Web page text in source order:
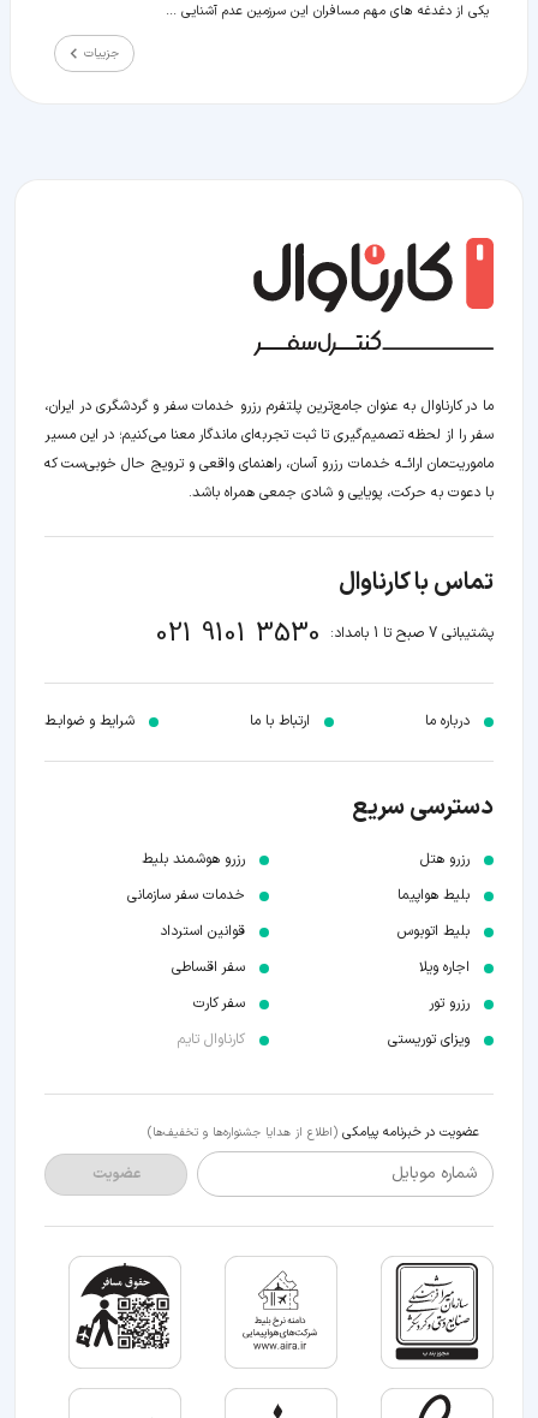
یکی از دغدغه های مهم مسافران این سرزمین عدم آشنایی ...
جزییات
ما در کارناوال به عنوان جامع‌ترین پلتفرم رزرو خدمات سفر و گردشگری در ایران،
سفر را از لحظه‌ تصمیم‌گیری تا ثبت تجربه‌ای ماندگار معنا می‌کنیم؛ در این مسیر‍
ماموریت‌مان اراﺋــﻪ خدمات رزرو آسان، راهنمای واقعی و ترویج حال خوبی‌ست که
با دعوت به حرکت، پویایی و شادی جمعی همراه باشد.
تماس با کارناوال
پشتیبانی 7 صبح تا 1 بامداد: 021 9101 3530
درباره ما ارتباط با ما شرایط و ضوابـط
دسترسی سریع
رزرو هتل
بلیط هواپیما
بلیط اتوبوس
اجاره ویلا
رزرو تور
ویزای توریستی
رزرو هوشمند بلیط
خدمات سفر سازمانی
قوانین استرداد
سفر اقساطی
سفر کارت
کارناوال تایم
عضویت در خبرنامه پیامکی (اطلاع از هدایا جشنواره‌ها و تخفیف‌ها)
شماره موبایل عضویت